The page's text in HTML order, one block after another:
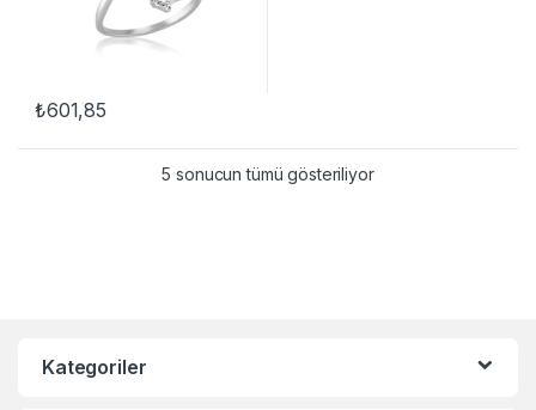
₺601,85
5 sonucun tümü gösteriliyor
Kategoriler